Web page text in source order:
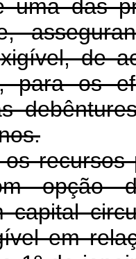
das
de
para os
recursos
opção
capital
em